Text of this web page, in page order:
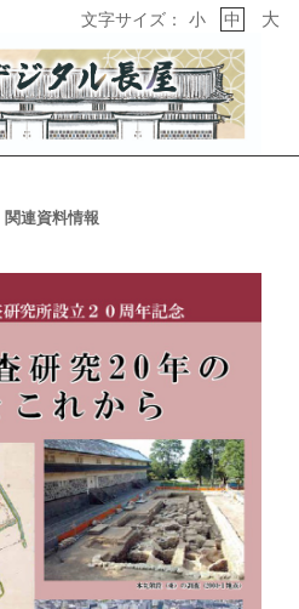
文字サイズ： 小 中 大
関連資料情報